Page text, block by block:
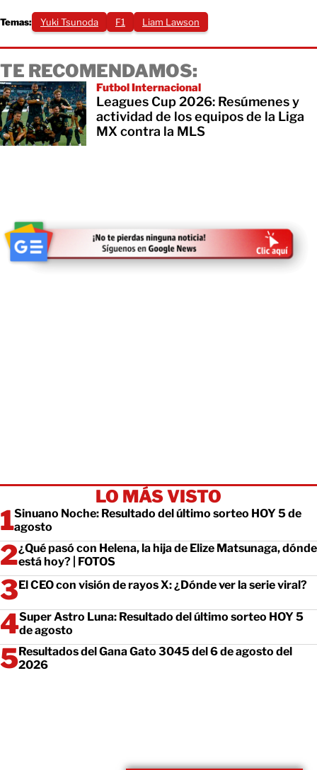
Temas: Yuki Tsunoda F1 Liam Lawson
TE RECOMENDAMOS:
Futbol Internacional
Leagues Cup 2026: Resúmenes y
actividad de los equipos de la Liga
MX contra la MLS
LO MÁS VISTO
Sinuano Noche: Resultado del último sorteo HOY 5 de
agosto
¿Qué pasó con Helena, la hija de Elize Matsunaga, dónde
está hoy? | FOTOS
El CEO con visión de rayos X: ¿Dónde ver la serie viral?
Super Astro Luna: Resultado del último sorteo HOY 5
de agosto
Resultados del Gana Gato 3045 del 6 de agosto del
2026